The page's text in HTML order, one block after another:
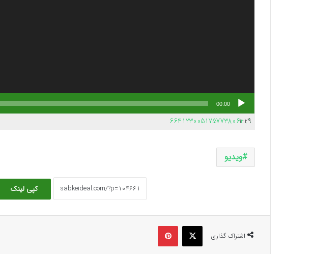
00:00
1.
66412300517577380621:29
ویدیو
کپی لینک
اشتراک گذاری
ایکس پینتریست